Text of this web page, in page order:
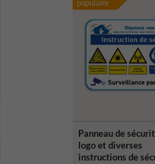
populaire
Panneau de
logo et diverses
instructions de